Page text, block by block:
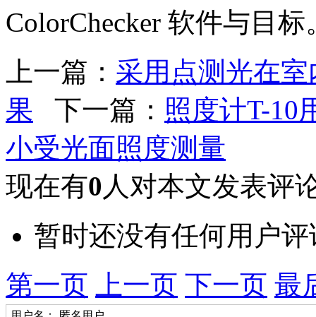
ColorChecker 软件与目
上一篇： 采用点测光在
果 下一篇： 照度计T-10
小受光面照度测量
现在有0 人对本文发表评
暂时还没有任何用户评
第一页
上一页 下一页 最